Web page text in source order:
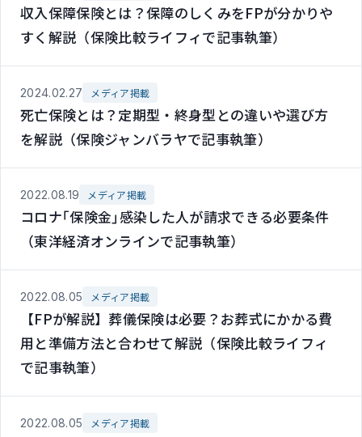
収入保障保険とは？保障のしくみをFPが分かりや
すく解説（保険比較ライフィで記事執筆）
2024.02.27 メディア掲載
死亡保険とは？定期型・終身型との違いや選び方
を解説（保険ジャンバラヤで記事執筆）
2022.08.19 メディア掲載
コロナ｢保険金｣感染した人が請求できる必要条件
（東洋経済オンラインで記事執筆）
2022.08.05 メディア掲載
【FPが解説】葬儀保険は必要？お葬式にかかる費
用と準備方法と合わせて解説（保険比較ライフィ
で記事執筆）
2022.08.05 メディア掲載